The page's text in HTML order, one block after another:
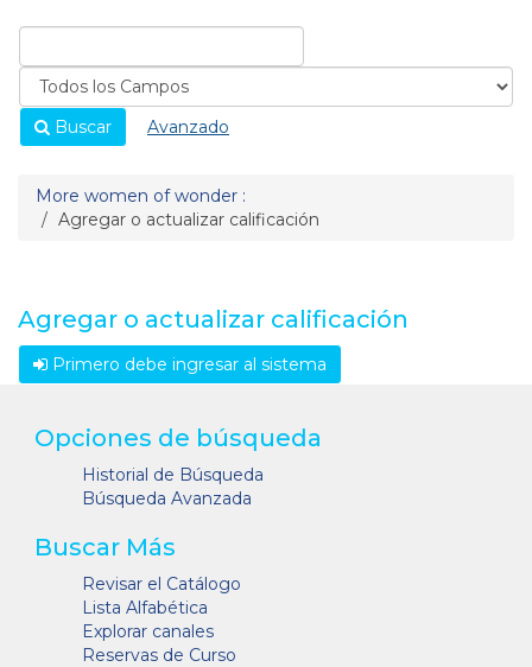
Buscar Avanzado
More women of wonder :
Agregar o actualizar calificación
Agregar o actualizar calificación
Primero debe ingresar al sistema
Opciones de búsqueda
Historial de Búsqueda
Búsqueda Avanzada
Buscar Más
Revisar el Catálogo
Lista Alfabética
Explorar canales
Reservas de Curso